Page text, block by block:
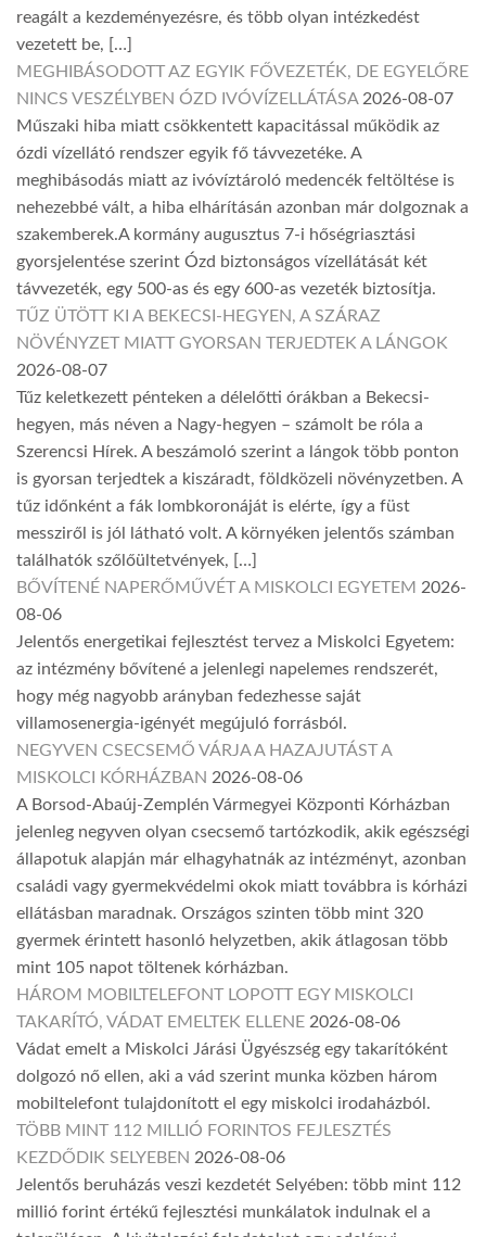
reagált a kezdeményezésre, és több olyan intézkedést
vezetett be, […]
MEGHIBÁSODOTT AZ EGYIK FŐVEZETÉK, DE EGYELŐRE
NINCS VESZÉLYBEN ÓZD IVÓVÍZELLÁTÁSA 2026-08-07
Műszaki hiba miatt csökkentett kapacitással működik az
ózdi vízellátó rendszer egyik fő távvezetéke. A
meghibásodás miatt az ivóvíztároló medencék feltöltése is
nehezebbé vált, a hiba elhárításán azonban már dolgoznak a
szakemberek.A kormány augusztus 7-i hőségriasztási
gyorsjelentése szerint Ózd biztonságos vízellátását két
távvezeték, egy 500-as és egy 600-as vezeték biztosítja.
TŰZ ÜTÖTT KI A BEKECSI-HEGYEN, A SZÁRAZ
NÖVÉNYZET MIATT GYORSAN TERJEDTEK A LÁNGOK
2026-08-07
Tűz keletkezett pénteken a délelőtti órákban a Bekecsi-
hegyen, más néven a Nagy-hegyen – számolt be róla a
Szerencsi Hírek. A beszámoló szerint a lángok több ponton
is gyorsan terjedtek a kiszáradt, földközeli növényzetben. A
tűz időnként a fák lombkoronáját is elérte, így a füst
messziről is jól látható volt. A környéken jelentős számban
találhatók szőlőültetvények, […]
BŐVÍTENÉ NAPERŐMŰVÉT A MISKOLCI EGYETEM 2026-
08-06
Jelentős energetikai fejlesztést tervez a Miskolci Egyetem:
az intézmény bővítené a jelenlegi napelemes rendszerét,
hogy még nagyobb arányban fedezhesse saját
villamosenergia-igényét megújuló forrásból.
NEGYVEN CSECSEMŐ VÁRJA A HAZAJUTÁST A
MISKOLCI KÓRHÁZBAN 2026-08-06
A Borsod-Abaúj-Zemplén Vármegyei Központi Kórházban
jelenleg negyven olyan csecsemő tartózkodik, akik egészségi
állapotuk alapján már elhagyhatnák az intézményt, azonban
családi vagy gyermekvédelmi okok miatt továbbra is kórházi
ellátásban maradnak. Országos szinten több mint 320
gyermek érintett hasonló helyzetben, akik átlagosan több
mint 105 napot töltenek kórházban.
HÁROM MOBILTELEFONT LOPOTT EGY MISKOLCI
TAKARÍTÓ, VÁDAT EMELTEK ELLENE 2026-08-06
Vádat emelt a Miskolci Járási Ügyészség egy takarítóként
dolgozó nő ellen, aki a vád szerint munka közben három
mobiltelefont tulajdonított el egy miskolci irodaházból.
TÖBB MINT 112 MILLIÓ FORINTOS FEJLESZTÉS
KEZDŐDIK SELYEBEN 2026-08-06
Jelentős beruházás veszi kezdetét Selyében: több mint 112
millió forint értékű fejlesztési munkálatok indulnak el a